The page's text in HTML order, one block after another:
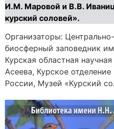
И.М. Маровой и В.В.
курский соловей».
Организаторы:
биосферный заповедник
Курская областная
Асеева, Курское
России, Музей «Курский